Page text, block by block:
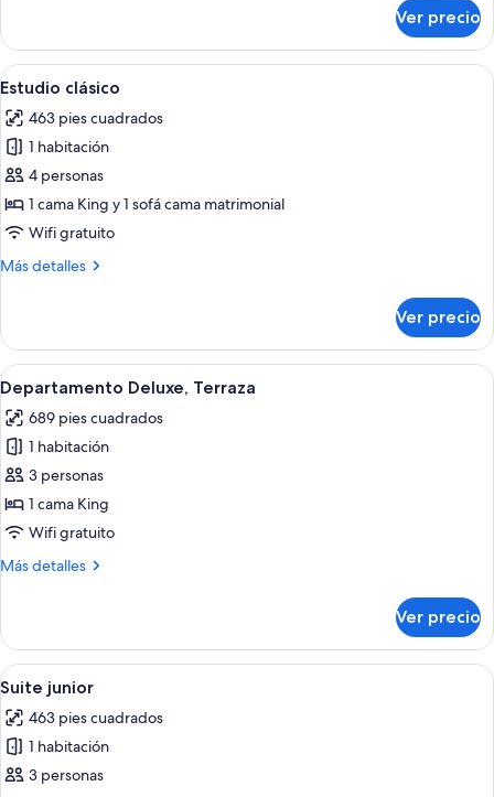
Deluxe
Ver precio
Abrir
todas
las
fotos
de
Estudio
clásico
Una habitación de hotel con una
8
Estudio clásico
463 pies cuadrados
1 habitación
4 personas
1 cama King y 1 sofá cama matrimonial
Wifi gratuito
Más detalles
Más
clásico
Ver precio
Abrir
todas
las
fotos
de
Departamento
Deluxe,
Una sala de estar moderna con un
13
Departamento Deluxe, Terraza
689 pies cuadrados
1 habitación
3 personas
1 cama King
Wifi gratuito
Más detalles
Más
Deluxe,
Terraza
Ver precio
Abrir
todas
las
fotos
de
Habitación de hotel con una cama,
8
Suite junior
463 pies cuadrados
1 habitación
3 personas